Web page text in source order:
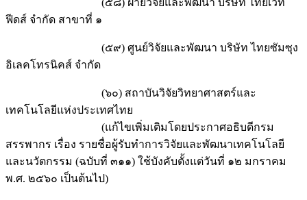
(๕๘) ฝ่ายวิจัยและพัฒนา บริษัท ไทยเวท
ฟีดส์ จำกัด สาขาที่ ๑
(๕๙) ศูนย์วิจัยและพัฒนา บริษัท ไทยซัมซุง
อิเลคโทรนิคส์ จำกัด
(๖๐) สถาบันวิจัยวิทยาศาสตร์และ
เทคโนโลยีแห่งประเทศไทย
(แก้ไขเพิ่มเติมโดยประกาศอธิบดีกรม
สรรพากร เรื่อง รายชื่อผู้รับทำการวิจัยและพัฒนาเทคโนโลยี
และนวัตกรรม (ฉบับที่ ๓๑๑) ใช้บังคับตั้งแต่วันที่ ๑๒ มกราคม
พ.ศ. ๒๕๖๐ เป็นต้นไป)